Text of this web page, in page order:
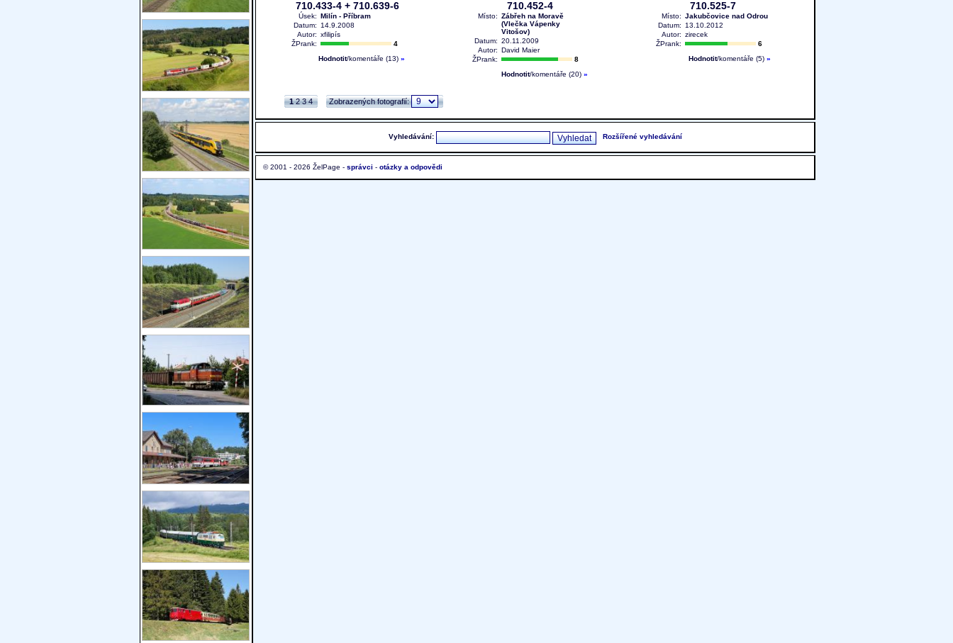
710.433-4 + 710.639-6
Úsek:
Milín - Příbram
Datum: 14.9.2008
Autor: xfilipís
ŽPrank:
4
Hodnotit/komentáře (13)»
710.452-4
Místo: Zábřeh na Moravě
(Vlečka Vápenky
Vitošov)
Datum: 20.11.2009
Autor:
David Maier
ŽPrank:
8
Hodnotit/komentáře (20)»
710.525-7
Místo: Jakubčovice nad Odrou
Datum: 13.10.2012
Autor: zirecek
ŽPrank:
6
Hodnotit/komentáře (5)»
1 2 3 4 Zobrazených fotografií:
Vyhledávání: Rozšířené vyhledávání
© 2001 - 2026 ŽelPage - správci - otázky a odpovědi